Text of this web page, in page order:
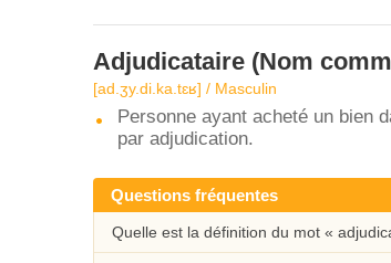
Adjudicataire (Nom
[ad.ʒy.di.ka.tɛʁ] / Masculin
Personne ayant acheté un bien
par adjudication.
Questions fréquentes
Quelle est la définition du mot «